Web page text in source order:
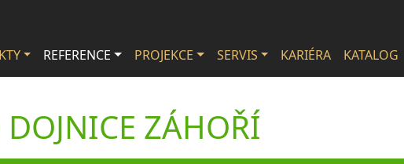
REFERENCE PROJEKCE SERVIS KARIÉRA KATALOG
DOJNICE ZÁHOŘÍ